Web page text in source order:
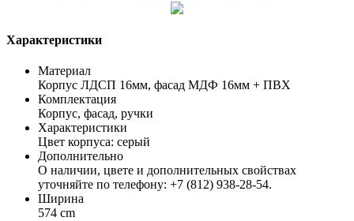
Характеристики
Материал
Корпус ЛДСП 16мм, фасад МДФ 16мм + ПВХ
Комплектация
Корпус, фасад, ручки
Характеристики
Цвет корпуса: серый
Дополнительно
О наличии, цвете и дополнительных свойствах
уточняйте по телефону: +7 (812) 938-28-54.
Ширина
574 cm